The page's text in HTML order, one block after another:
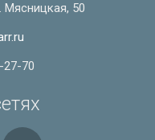
Мясницкая, 50
27-70